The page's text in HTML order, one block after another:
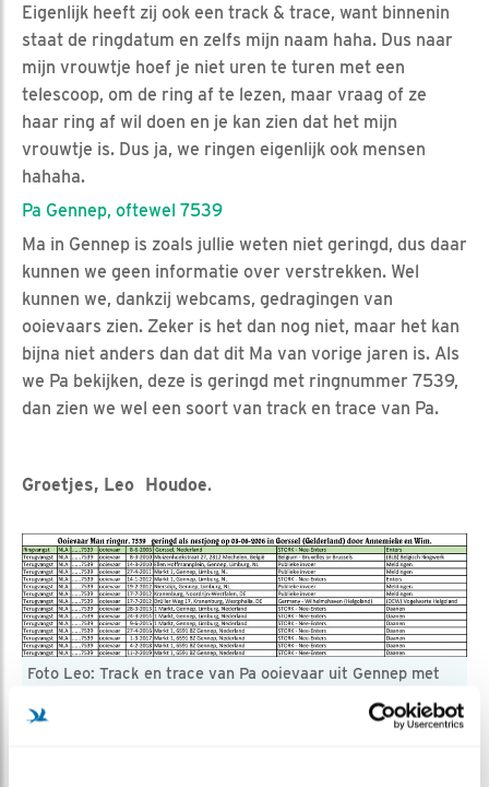
Eigenlijk heeft zij ook een track & trace, want binnenin
staat de ringdatum en zelfs mijn naam haha. Dus naar
mijn vrouwtje hoef je niet uren te turen met een
telescoop, om de ring af te lezen, maar vraag of ze
haar ring af wil doen en je kan zien dat het mijn
vrouwtje is. Dus ja, we ringen eigenlijk ook mensen
hahaha.
Pa Gennep, oftewel 7539
Ma in Gennep is zoals jullie weten niet geringd, dus daar
kunnen we geen informatie over verstrekken. Wel
kunnen we, dankzij webcams, gedragingen van
ooievaars zien. Zeker is het dan nog niet, maar het kan
bijna niet anders dan dat dit Ma van vorige jaren is. Als
we Pa bekijken, deze is geringd met ringnummer 7539,
dan zien we wel een soort van track en trace van Pa.
Groetjes, Leo Houdoe.
Foto Leo: Track en trace van Pa ooievaar uit Gennep met